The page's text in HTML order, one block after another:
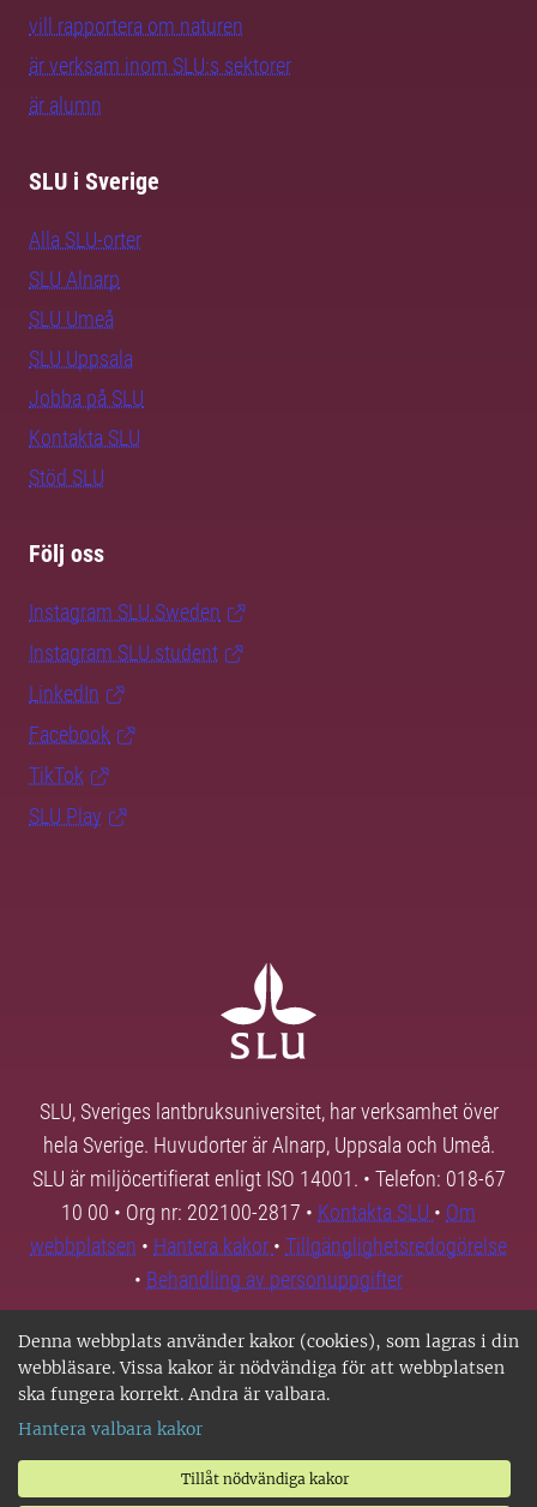
Denna webbplats använder kakor (cookies), som lagras i din
webbläsare. Vissa kakor är nödvändiga för att webbplatsen
ska fungera korrekt. Andra är valbara.
Hantera valbara kakor
Tillåt nödvändiga kakor
vill rapportera om naturen
är verksam inom SLU:s sektorer
är alumn
SLU i Sverige
Alla SLU-orter
SLU Alnarp
SLU Umeå
SLU Uppsala
Jobba på SLU
Kontakta SLU
Stöd SLU
Följ oss
Instagram SLU.Sweden
Instagram SLU.student
LinkedIn
Facebook
TikTok
SLU Play
SLU, Sveriges lantbruksuniversitet, har verksamhet över
hela Sverige. Huvudorter är Alnarp, Uppsala och Umeå.
SLU är miljöcertifierat enligt ISO 14001. • Telefon: 018-67
10 00 • Org nr: 202100-2817 • Kontakta SLU • Om
webbplatsen • Hantera kakor • Tillgänglighetsredogörelse
• Behandling av personuppgifter